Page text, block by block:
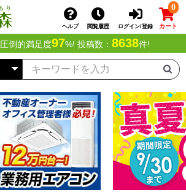
ヘルプ 閲覧履歴 ログイン/登録
0
カート
圧倒的満足度97%! 投稿数： 8638件!